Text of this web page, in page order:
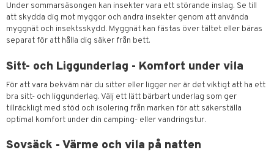
Under sommarsäsongen kan insekter vara ett störande inslag. Se till
att skydda dig mot myggor och andra insekter genom att använda
myggnät och insektsskydd. Myggnät kan fästas över tältet eller bäras
separat för att hålla dig säker från bett.
Sitt- och Liggunderlag - Komfort under vila
För att vara bekväm när du sitter eller ligger ner är det viktigt att ha ett
bra sitt- och liggunderlag. Välj ett lätt bärbart underlag som ger
tillräckligt med stöd och isolering från marken för att säkerställa
optimal komfort under din camping- eller vandringstur.
Sovsäck - Värme och vila på natten